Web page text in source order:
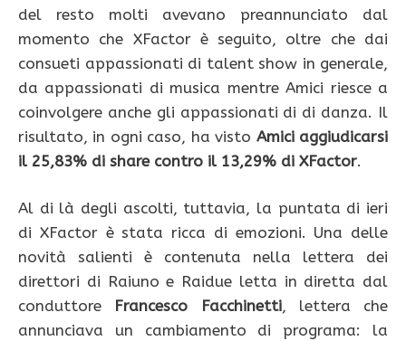
del resto molti avevano preannunciato dal
momento che XFactor è seguito, oltre che dai
consueti appassionati di talent show in generale,
da appassionati di musica mentre Amici riesce a
coinvolgere anche gli appassionati di di danza. Il
risultato, in ogni caso, ha visto Amici aggiudicarsi
il 25,83% di share contro il 13,29% di XFactor.
Al di là degli ascolti, tuttavia, la puntata di ieri
di XFactor è stata ricca di emozioni. Una delle
novità salienti è contenuta nella lettera dei
direttori di Raiuno e Raidue letta in diretta dal
conduttore Francesco Facchinetti, lettera che
annunciava un cambiamento di programa: la